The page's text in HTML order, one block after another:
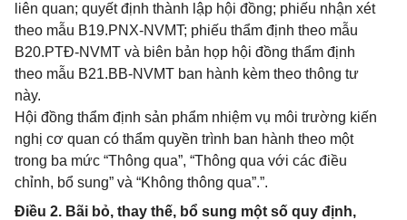
liên quan; quyết định thành lập hội đồng; phiếu nhận xét
theo mẫu B19.PNX-NVMT; phiếu thẩm định theo mẫu
B20.PTĐ-NVMT và biên bản họp hội đồng thẩm định
theo mẫu B21.BB-NVMT ban hành kèm theo thông tư
này.
Hội đồng thẩm định sản phẩm nhiệm vụ môi trường kiến
nghị cơ quan có thẩm quyền trình ban hành theo một
trong ba mức “Thông qua”, “Thông qua với các điều
chỉnh, bổ sung” và “Không thông qua”.”.
Điều 2. Bãi bỏ, thay thế, bổ sung một số quy định,